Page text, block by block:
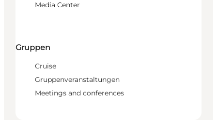
Media Center
Gruppen
Cruise
Gruppenveranstaltungen
Meetings and conferences